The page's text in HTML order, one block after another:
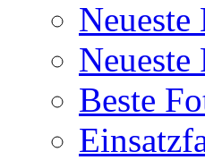
Neueste
Neueste
Beste